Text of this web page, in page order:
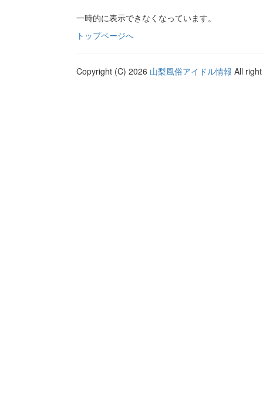
一時的に表示できなくなっています。
トップページへ
Copyright (C) 2026 山梨風俗アイドル情報 All